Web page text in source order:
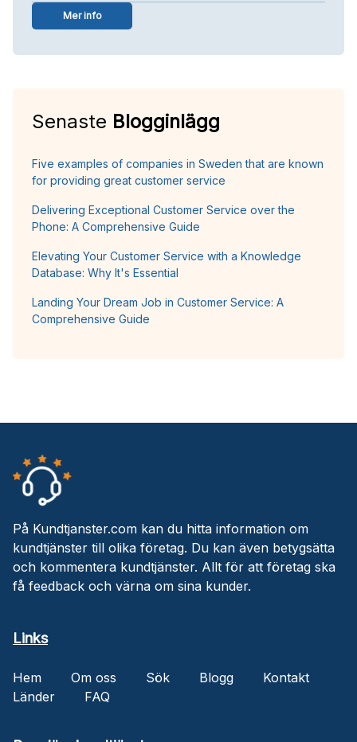
Mer info
Senaste Blogginlägg
Five examples of companies in Sweden that are known
for providing great customer service
Delivering Exceptional Customer Service over the
Phone: A Comprehensive Guide
Elevating Your Customer Service with a Knowledge
Database: Why It's Essential
Landing Your Dream Job in Customer Service: A
Comprehensive Guide
På Kundtjanster.com kan du hitta information om
kundtjänster till olika företag. Du kan även betygsätta
och kommentera kundtjänster. Allt för att företag ska
få feedback och värna om sina kunder.
Links
Hem Om oss Sök Blogg
Kontakt
Länder
FAQ